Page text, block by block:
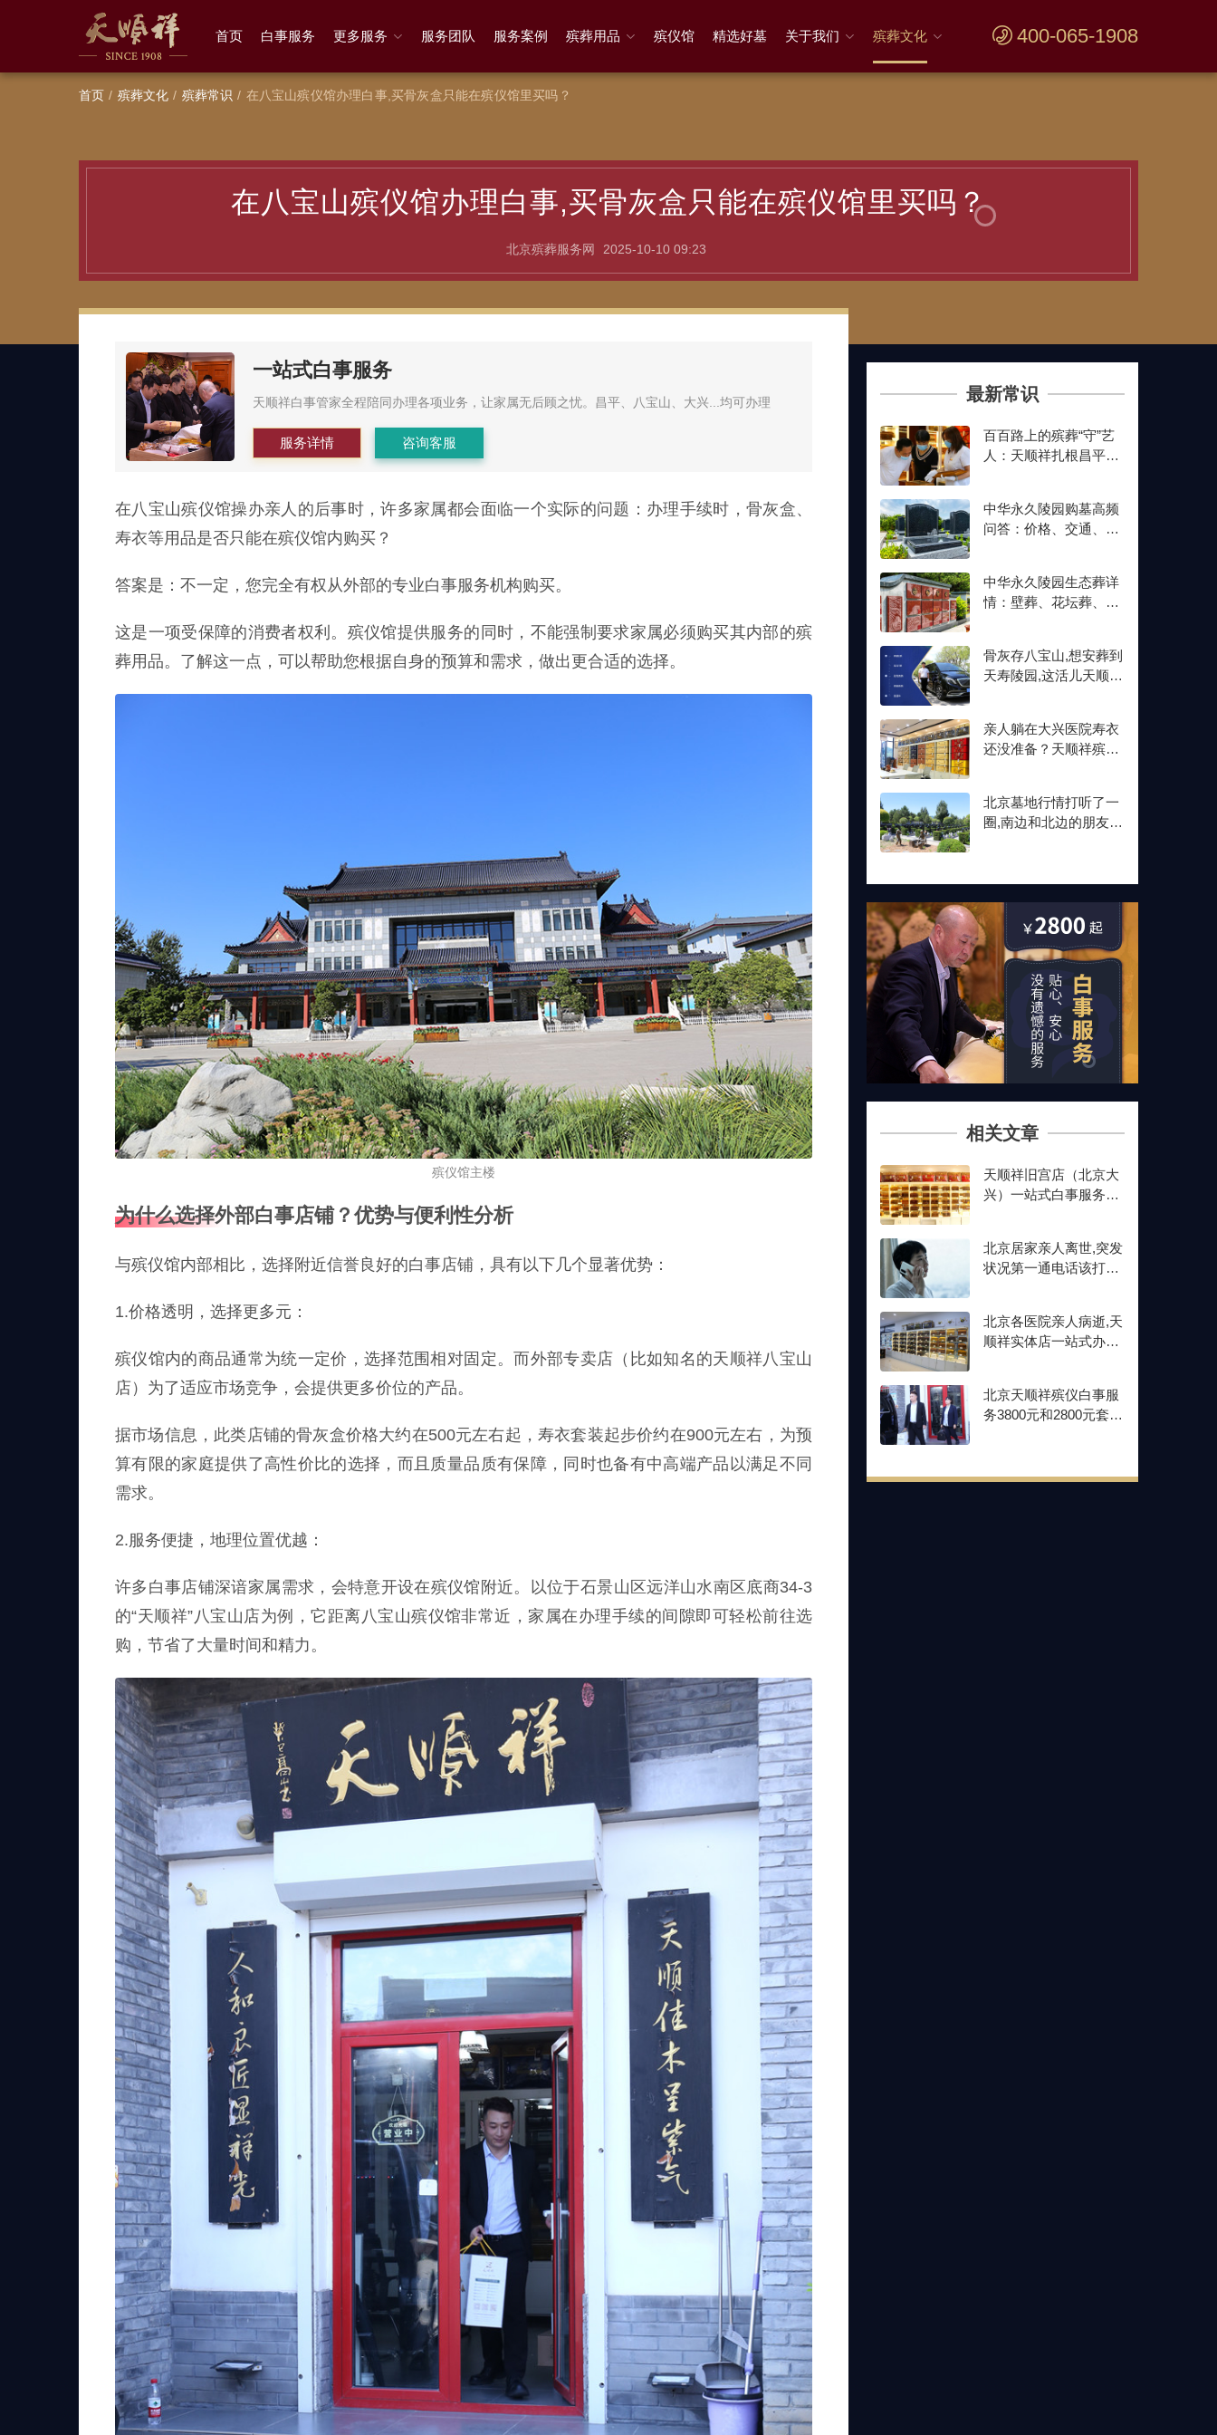
首页 白事服务 更多服务 服务团队 服务案例 殡葬用品 殡仪馆 精选好墓 关于我们 殡葬文化 400-065-1908
首页 殡葬文化 殡葬常识 在八宝山殡仪馆办理白事,买骨灰盒只能在殡仪馆里买吗？
在八宝山殡仪馆办理白事,买骨灰盒只能在殡仪馆里买吗？
北京殡葬服务网 2025-10-10 09:23
一站式白事服务
天顺祥白事管家全程陪同办理各项业务，让家属无后顾之忧。昌平、八宝山、大兴...均可办理
服务详情 咨询客服
在八宝山殡仪馆操办亲人的后事时，许多家属都会面临一个实际的问题：办理手续时，骨灰盒、
寿衣等用品是否只能在殡仪馆内购买？
答案是：不一定，您完全有权从外部的专业白事服务机构购买。
这是一项受保障的消费者权利。殡仪馆提供服务的同时，不能强制要求家属必须购买其内部的殡
葬用品。了解这一点，可以帮助您根据自身的预算和需求，做出更合适的选择。
殡仪馆主楼
为什么选择外部白事店铺？优势与便利性分析
与殡仪馆内部相比，选择附近信誉良好的白事店铺，具有以下几个显著优势：
1.价格透明，选择更多元：
殡仪馆内的商品通常为统一定价，选择范围相对固定。而外部专卖店（比如知名的天顺祥八宝山
店）为了适应市场竞争，会提供更多价位的产品。
据市场信息，此类店铺的骨灰盒价格大约在500元左右起，寿衣套装起步价约在900元左右，为预
算有限的家庭提供了高性价比的选择，而且质量品质有保障，同时也备有中高端产品以满足不同
需求。
2.服务便捷，地理位置优越：
许多白事店铺深谙家属需求，会特意开设在殡仪馆附近。以位于石景山区远洋山水南区底商34-3
的“天顺祥”八宝山店为例，它距离八宝山殡仪馆非常近，家属在办理手续的间隙即可轻松前往选
购，节省了大量时间和精力。
最新常识
百百路上的殡葬“守”艺
人：天顺祥扎根昌平十
中华永久陵园购墓高频
问答：价格、交通、壁
中华永久陵园生态葬详
情：壁葬、花坛葬、树
骨灰存八宝山,想安葬到
天寿陵园,这活儿天顺祥
亲人躺在大兴医院寿衣
还没准备？天顺祥殡葬
北京墓地行情打听了一
圈,南边和北边的朋友最
相关文章
天顺祥旧宫店（北京大
兴）一站式白事服务全
北京居家亲人离世,突发
状况第一通电话该打给
北京各医院亲人病逝,天
顺祥实体店一站式办事
北京天顺祥殡仪白事服
务3800元和2800元套餐